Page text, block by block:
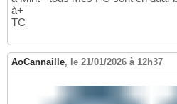
à+
TC
AoCannaille, le 21/01/2026 à 12h37